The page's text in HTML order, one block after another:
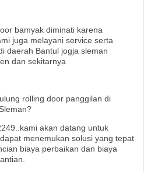
bamyak diminati karena
juga melayani service serta
daerah Bantul jogja sleman
dan sekitarnya
rolling door panggilan di
akan datang untuk
menemukan solusi yang tepat
biaya perbaikan dan biaya